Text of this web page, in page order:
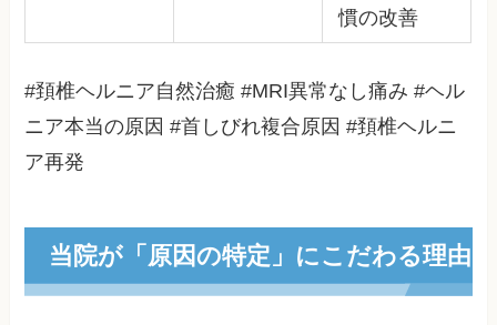
慣の改善
#頚椎ヘルニア自然治癒 #MRI異常なし痛み #ヘル
ニア本当の原因 #首しびれ複合原因 #頚椎ヘルニ
ア再発
当院が「原因の特定」にこだわる理由